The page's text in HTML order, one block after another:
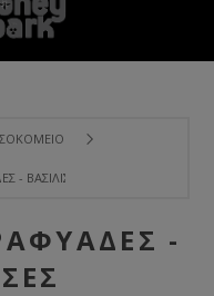
- ΒΑΣΊΛΙΣΣΕΣ
-